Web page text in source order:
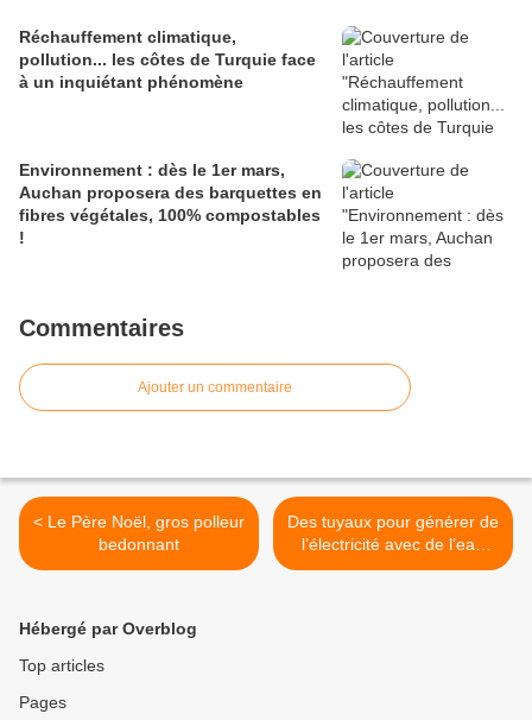
Réchauffement climatique,
pollution... les côtes de Turquie face
à un inquiétant phénomène
Environnement : dès le 1er mars,
Auchan proposera des barquettes en
fibres végétales, 100% compostables
!
Commentaires
Ajouter un commentaire
< Le Père Noël, gros polleur
bedonnant
Des tuyaux pour générer de
l’électricité avec de l’eau
chaude >
Hébergé par Overblog
Top articles
Pages